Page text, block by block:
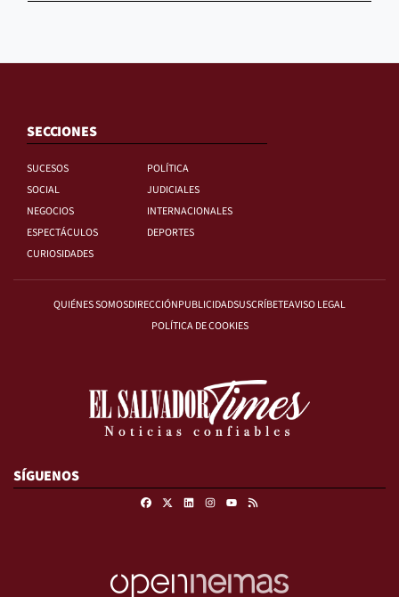
SECCIONES
SUCESOS
POLÍTICA
SOCIAL
JUDICIALES
NEGOCIOS
INTERNACIONALES
ESPECTÁCULOS
DEPORTES
CURIOSIDADES
QUIÉNES SOMOSDIRECCIÓNPUBLICIDADSUSCRÍBETEAVISO LEGAL
POLÍTICA DE COOKIES
SÍGUENOS
FacebookLinkedinInstagram